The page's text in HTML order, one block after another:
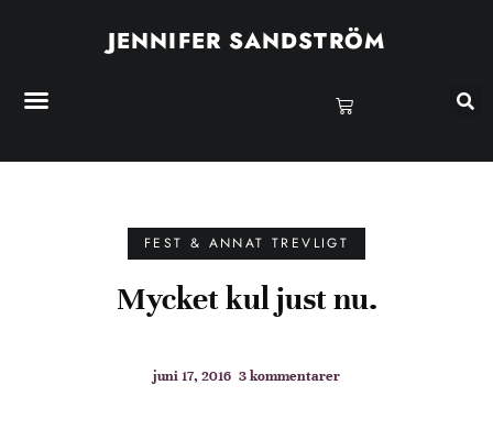
JENNIFER SANDSTRÖM
FEST & ANNAT TREVLIGT
Mycket kul just nu.
juni 17, 2016 3 kommentarer